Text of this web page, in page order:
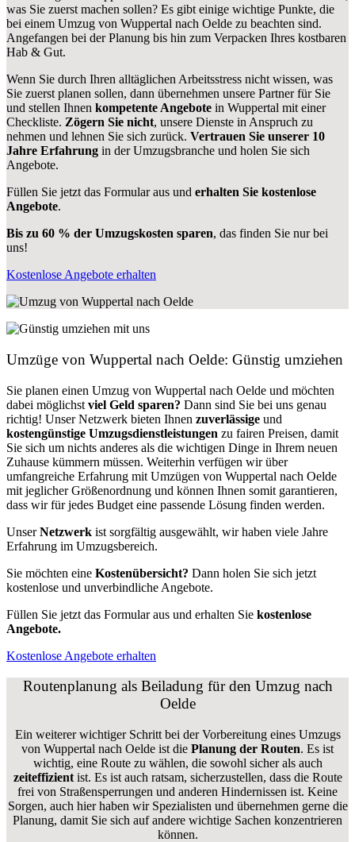
was Sie zuerst machen sollen? Es gibt einige wichtige Punkte, die
bei einem Umzug von Wuppertal nach Oelde zu beachten sind.
Angefangen bei der Planung bis hin zum Verpacken Ihres kostbaren
Hab & Gut.
Wenn Sie durch Ihren alltäglichen Arbeitsstress nicht wissen, was
Sie zuerst planen sollen, dann übernehmen unsere Partner für Sie
und stellen Ihnen kompetente Angebote in Wuppertal mit einer
Checkliste. Zögern Sie nicht, unsere Dienste in Anspruch zu
nehmen und lehnen Sie sich zurück. Vertrauen Sie unserer 10
Jahre Erfahrung in der Umzugsbranche und holen Sie sich
Angebote.
Füllen Sie jetzt das Formular aus und erhalten Sie kostenlose
Angebote.
Bis zu 60 % der Umzugskosten sparen, das finden Sie nur bei
uns!
Kostenlose Angebote erhalten
Umzüge von Wuppertal nach Oelde: Günstig umziehen
Sie planen einen Umzug von Wuppertal nach Oelde und möchten
dabei möglichst viel Geld sparen? Dann sind Sie bei uns genau
richtig! Unser Netzwerk bieten Ihnen zuverlässige und
kostengünstige Umzugsdienstleistungen zu fairen Preisen, damit
Sie sich um nichts anderes als die wichtigen Dinge in Ihrem neuen
Zuhause kümmern müssen. Weiterhin verfügen wir über
umfangreiche Erfahrung mit Umzügen von Wuppertal nach Oelde
mit jeglicher Größenordnung und können Ihnen somit garantieren,
dass wir für jedes Budget eine passende Lösung finden werden.
UnserNetzwerk ist sorgfältig ausgewählt, wir haben viele Jahre
Erfahrung im Umzugsbereich.
Sie möchten eine Kostenübersicht? Dann holen Sie sich jetzt
kostenlose und unverbindliche Angebote.
Füllen Sie jetzt das Formular aus und erhalten Sie kostenlose
Angebote.
Kostenlose Angebote erhalten
Routenplanung als Beiladung für den Umzug nach
Oelde
Ein weiterer wichtiger Schritt bei der Vorbereitung eines Umzugs
von Wuppertal nach Oelde ist die Planung der Routen. Es ist
wichtig, eine Route zu wählen, die sowohl sicher als auch
zeiteffizientist. Es ist auch ratsam, sicherzustellen, dass die Route
frei von Straßensperrungen und anderen Hindernissen ist. Keine
Sorgen, auch hier haben wir Spezialisten und übernehmen gerne die
Planung, damit Sie sich auf andere wichtige Sachen konzentrieren
können.